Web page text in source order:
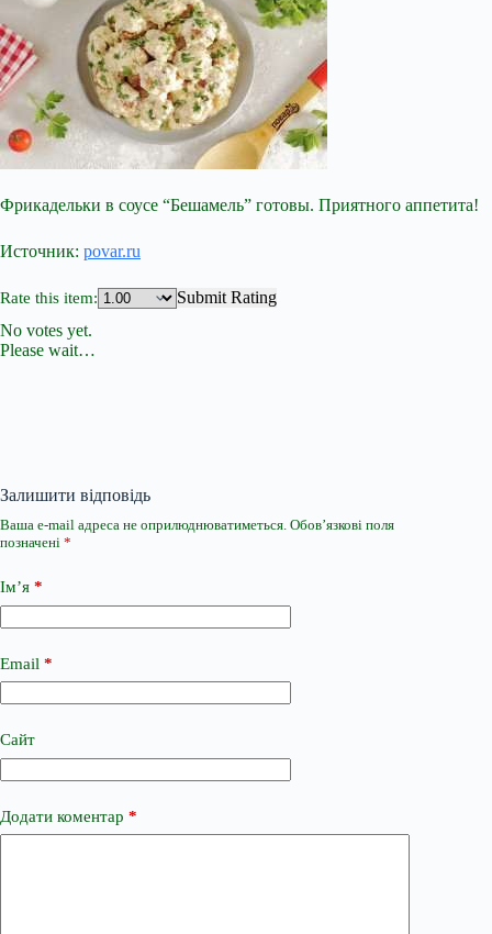
Фрикадельки в соусе “Бешамель” готовы. Приятного аппетита!
Источник: povar.ru
Rate this item:
Submit Rating
No votes yet.
Please wait…
Залишити відповідь
Ваша e-mail адреса не оприлюднюватиметься. Обов’язкові поля
позначені *
Ім’я *
Email *
Сайт
Додати коментар *